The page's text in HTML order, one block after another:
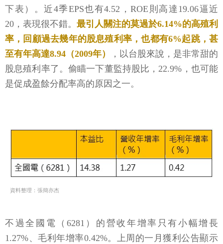
下表）。近4季EPS也有4.52，ROE則高達19.06逼近
20，表現很不錯。 最引人關注的莫過於6.14%的高殖利
率，回顧過去幾年的股息殖利率，也都有6%起跳，甚
至有年高達8.94（2009年）
，以台股來說，是非常甜的
股息殖利率了。偷瞄一下董監持股比，22.9%，也可能
是促成盈餘分配率高的原因之一。
資料整理：張簡亦杰
不過全國電（6281）的營收年增率只有小幅增長
1.27%、毛利年增率0.42%。上周的一月獲利公告顯示